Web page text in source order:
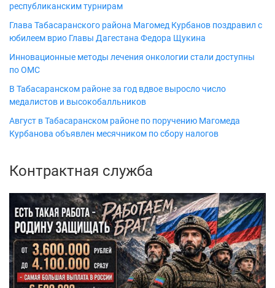
республиканским турнирам
Глава Табасаранского района Магомед Курбанов поздравил с
юбилеем врио Главы Дагестана Федора Щукина
Инновационные методы лечения онкологии стали доступны
по ОМС
В Табасаранском районе за год вдвое выросло число
медалистов и высокобалльников
Август в Табасаранском районе по поручению Магомеда
Курбанова объявлен месячником по сбору налогов
Контрактная служба